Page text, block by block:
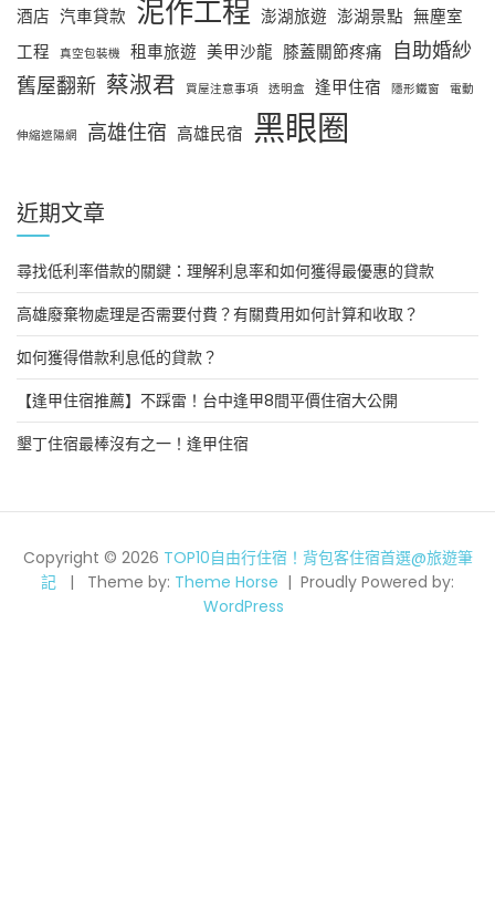
酒店 汽車貸款 泥作工程 澎湖旅遊 澎湖景點 無塵室
工程
真空包裝機 租車旅遊 美甲沙龍 膝蓋關節疼痛
自助婚紗
舊屋翻新 蔡淑君 買屋注意事項 透明盒 逢甲住宿 隱形鐵窗 電動
伸縮遮陽網 高雄住宿 高雄民宿 黑眼圈
近期文章
尋找低利率借款的關鍵：理解利息率和如何獲得最優惠的貸款
高雄廢棄物處理是否需要付費？有關費用如何計算和收取？
如何獲得借款利息低的貸款？
【逢甲住宿推薦】不踩雷！台中逢甲8間平價住宿大公開
墾丁住宿最棒沒有之一！逢甲住宿
Copyright © 2026 TOP10自由行住宿！背包客住宿首選@旅遊筆
記
Theme by: Theme Horse
Proudly Powered by:
WordPress